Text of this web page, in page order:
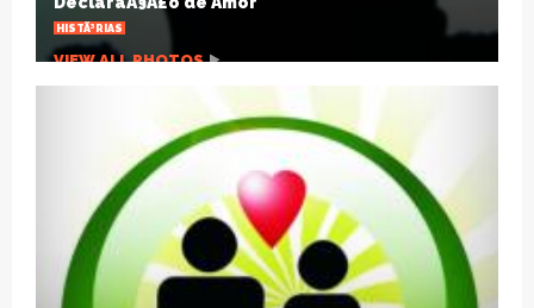
ARTIGOS
VIEW ALL PHOTOS